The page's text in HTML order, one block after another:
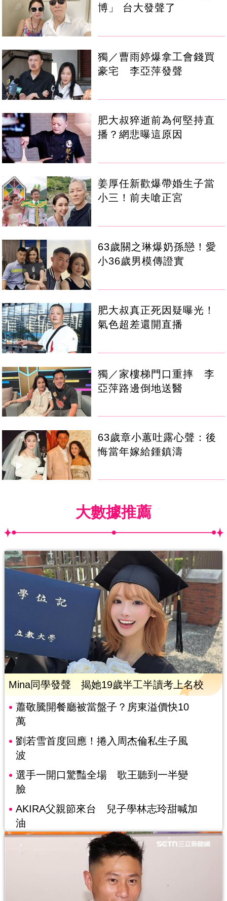
博」 台大發聲了
獨／曹雨婷爆拿工會錢買
豪宅 李亞萍發聲
肥大叔猝逝前為何堅持直
播？網悲曝這原因
姜厚任新歡爆帶婚生子當
小三！前夫嗆正宮
63歲關之琳爆奶孫戀！愛
小36歲男模傳證實
肥大叔真正死因疑曝光！
氣色超差還開直播
獨／家樓梯門口重摔 李
亞萍路邊倒地送醫
63歲章小蕙吐露心聲：後
悔當年嫁給鍾鎮濤
大數據推薦
Mina同學發聲 揭她19歲半工半讀考上名校
蕭敬騰開餐廳被當盤子？房東溢價快10
萬
劉若雪首度回應！捲入周杰倫私生子風
波
選手一開口驚豔全場 歌王聽到一半變
臉
AKIRA父親節來台 兒子學林志玲甜喊加
油